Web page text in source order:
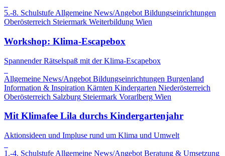
5.-8. Schulstufe Allgemeine News/Angebot Bildungseinrichtungen
Oberösterreich Steiermark Weiterbildung Wien
Workshop: Klima-Escapebox
Spannender Rätselspaß mit der Klima-Escapebox
Allgemeine News/Angebot Bildungseinrichtungen Burgenland
Information & Inspiration Kärnten Kindergarten Niederösterreich
Oberösterreich Salzburg Steiermark Vorarlberg Wien
Mit Klimafee Lila durchs Kindergartenjahr
Aktionsideen und Impluse rund um Klima und Umwelt
1.-4. Schulstufe Allgemeine News/Angebot Beratung & Umsetzung